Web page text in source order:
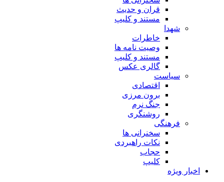
قران و حدیث
مستند و کلیپ
شهدا
خاطرات
وصیت نامه ها
مستند و کلیپ
گالری عکس
سیاست
اقتصادی
برون مرزی
جنگ نرم
روشنگری
فرهنگی
سخنرانی ها
نکات راهبردی
حجاب
کلیپ
اخبار ویژه